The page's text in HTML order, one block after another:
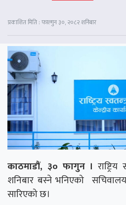
प्रकाशित मिति : फाल्गुन ३०, २०८२ शनिबार
काठमाडौं, ३० फागुन ।
शनिबार बस्ने भनिएको
सारिएको छ।